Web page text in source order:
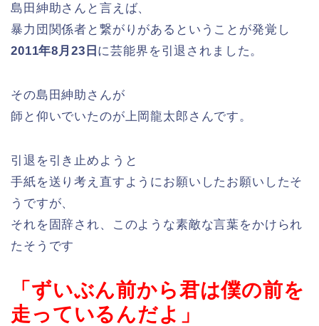
島田紳助さんと言えば、
暴力団関係者と繋がりがあるということが発覚し
2011年8月23日 に芸能界を引退されました。
その島田紳助さんが
師と仰いでいたのが上岡龍太郎さんです。
引退を引き止めようと
手紙を送り考え直すようにお願いしたお願いしたそ
うですが、
それを固辞され、このような素敵な言葉をかけられ
たそうです
「ずいぶん前から君は僕の前を
走っているんだよ」